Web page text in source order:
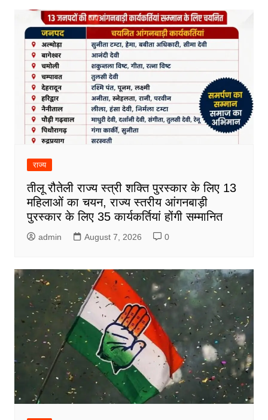
राज्य
तीलू रौतेली राज्य स्त्री शक्ति पुरस्कार के लिए 13
महिलाओं का चयन, राज्य स्तरीय आंगनबाड़ी
पुरस्कार के लिए 35 कार्यकर्तियां होंगी सम्मानित
admin August 7, 2026 0